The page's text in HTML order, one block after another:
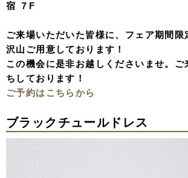
宿 ７F
ご来場いただいた皆様に、フェア期間限
沢山ご用意しております！
この機会に是非お越しくださいませ。ご
ちしております！
ご予約はこちらから
ブラックチュールドレス